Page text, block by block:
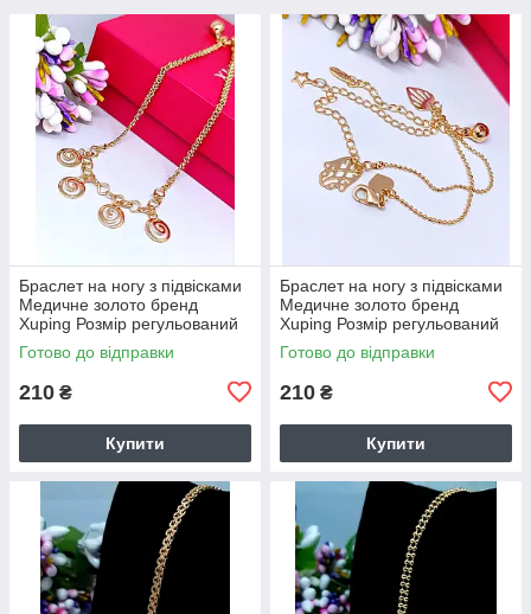
Браслет на ногу з підвісками
Медичне золото бренд
Xuping Розмір регульований
24-29 см код 5849
Готово до відправки
210 ₴
Купити
Браслет на ногу з підвісками
Медичне золото бренд
Xuping Розмір регульований
24-28 см код 5850
Готово до відправки
210 ₴
Купити